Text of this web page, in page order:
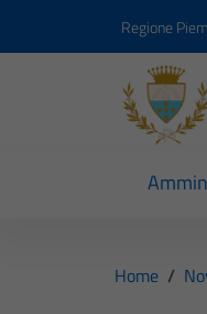
Regione
Home /